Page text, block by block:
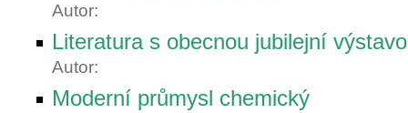
Autor:
Literatura s obecnou jubilejní
Autor:
Moderní průmysl chemický